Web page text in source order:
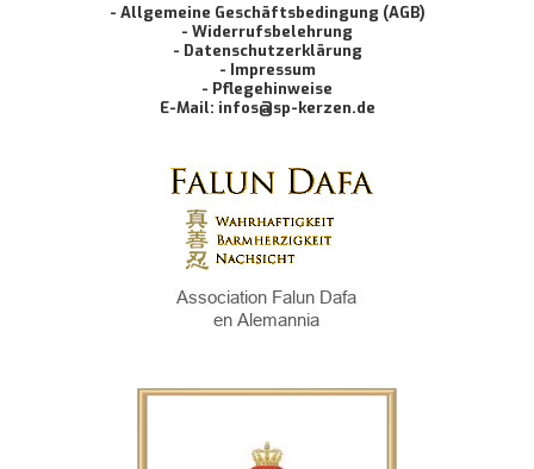
- Allgemeine Geschäftsbedingung (AGB)
- Widerrufsbelehrung
- Datenschutzerklärung
- Impressum
- Pflegehinweise
E-Mail: infos@sp-kerzen.de